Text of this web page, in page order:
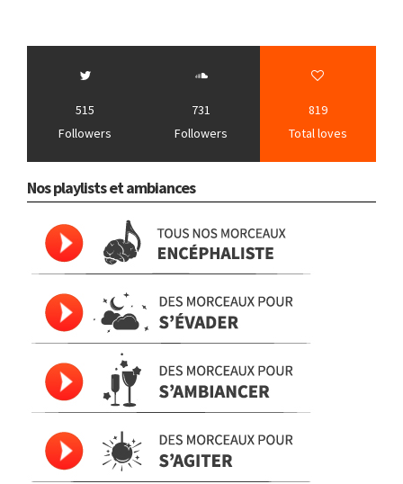
515
Followers
731
Followers
819
Total loves
Nos playlists et ambiances